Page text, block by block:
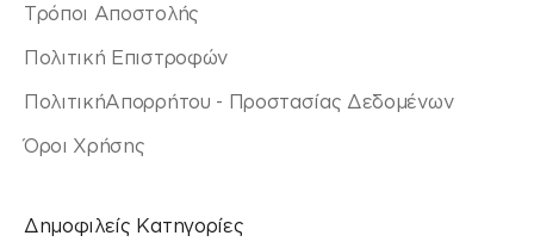
Τρόποι Αποστολής
Πολιτική Επιστροφών
ΠολιτικήΑπορρήτου - Προστασίας Δεδομένων
Όροι Χρήσης
Δημοφιλείς Κατηγορίες